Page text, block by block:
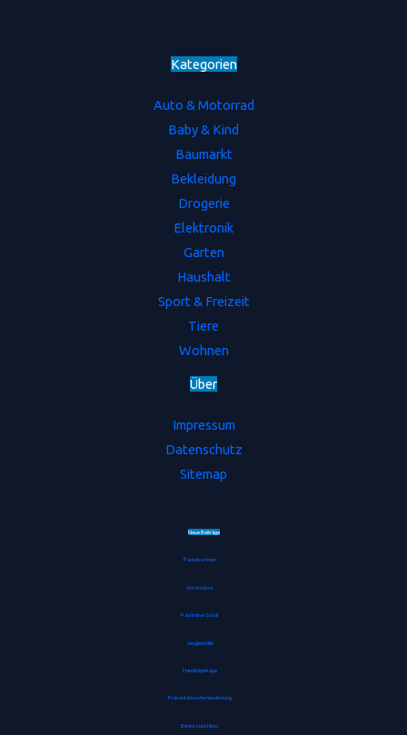
Kategorien
Auto & Motorrad
Baby & Kind
Baumarkt
Bekleidung
Drogerie
Elektronik
Garten
Haushalt
Sport & Freizeit
Tiere
Wohnen
Über
Impressum
Datenschutz
Sitemap
Neue Beiträge
Pastatrockner
Kochmütze
Pashmina-Schal
Jonglierbälle
Handbügelsäge
Präsentationsfernbedienung
Bento-Lunchbox